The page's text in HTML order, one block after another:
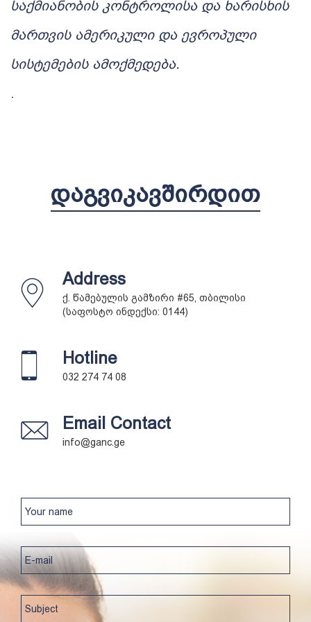
საქმიანობის კონტროლისა და ხარისხის
მართვის ამერიკული და ევროპული
სისტემების ამოქმედება.
.
ᲓᲐᲒᲕᲘᲙᲐᲕᲨᲘᲠᲓᲘᲗ
Address
ქ. წამებულის გამზირი #65, თბილისი
(საფოსტო ინდექსი: 0144)
Hotline
032 274 74 08
Email Contact
info@ganc.ge